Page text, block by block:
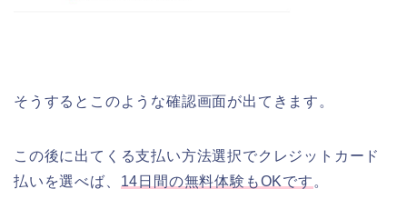
そうするとこのような確認画面が出てきます。
この後に出てくる支払い方法選択でクレジットカード
払いを選べば、 14日間の無料体験もOKです。